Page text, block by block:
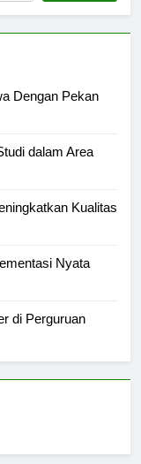
Dengan Pekan
dalam Area
Kualitas
Nyata
di Perguruan